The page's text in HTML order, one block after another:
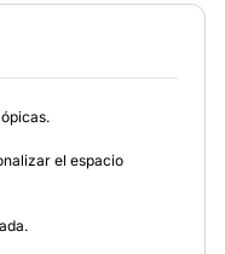
el espacio